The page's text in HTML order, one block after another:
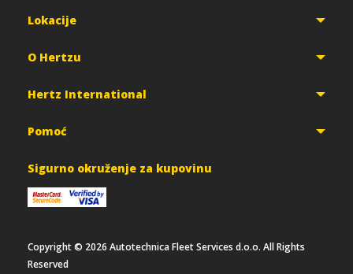
Lokacije
O Hertzu
Hertz International
Pomoć
Sigurno okruženje za kupovinu
Copyright © 2026 Autotechnica Fleet Services d.o.o. All Rights
Reserved